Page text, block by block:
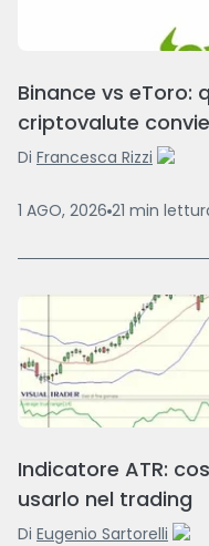
Binance vs eToro:
criptovalute
Di Francesca Rizzi
1 AGO, 2026 21 min
Indicatore ATR:
usarlo nel trading
Di Eugenio Sartorelli